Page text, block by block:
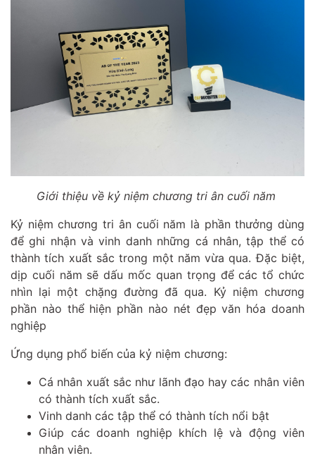
Giới thiệu về kỷ niệm chương tri ân cuối năm
Kỷ niệm chương tri ân cuối năm là phần thưởng dùng
để ghi nhận và vinh danh những cá nhân, tập thể có
thành tích xuất sắc trong một năm vừa qua. Đặc biệt,
dịp cuối năm sẽ dấu mốc quan trọng để các tổ chức
nhìn lại một chặng đường đã qua. Kỷ niệm chương
phần nào thể hiện phần nào nét đẹp văn hóa doanh
nghiệp
Ứng dụng phổ biến của kỷ niệm chương:
Cá nhân xuất sắc như lãnh đạo hay các nhân viên
có thành tích xuất sắc.
Vinh danh các tập thể có thành tích nổi bật
Giúp các doanh nghiệp khích lệ và động viên
nhân viên.